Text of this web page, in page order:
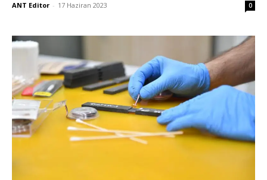
ANT Editor - 17 Haziran 2023 0